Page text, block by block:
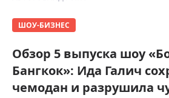
ШОУ-БИЗНЕС
Обзор 5 выпуска шоу
Бангкок»: Ида Галич
чемодан и разрушила